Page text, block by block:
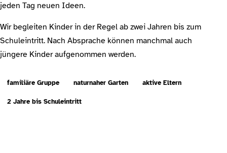
jeden Tag neuen Ideen.
Wir begleiten Kinder in der Regel ab zwei Jahren bis zum
Schuleintritt. Nach Absprache können manchmal auch
jüngere Kinder aufgenommen werden.
familiäre Gruppe naturnaher Garten aktive Eltern
2 Jahre bis Schuleintritt